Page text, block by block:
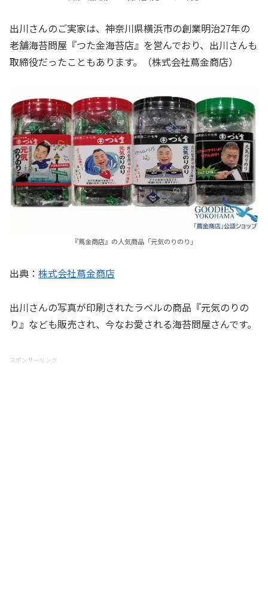
出川さんのご実家は、神奈川県横浜市の創業明治27年の
老舗海苔問屋『つた金海苔店』を営んでおり、出川さんも
取締役だったこともあります。（株式会社蔦金商店）
『蔦金商店』の人気商品「元気のりのり」
出典： 株式会社蔦金商店
出川さんの写真が印刷されたラベルの商品『元気のりの
り』なども販売され、今なお愛される海苔問屋さんです。
スポンサーリンク